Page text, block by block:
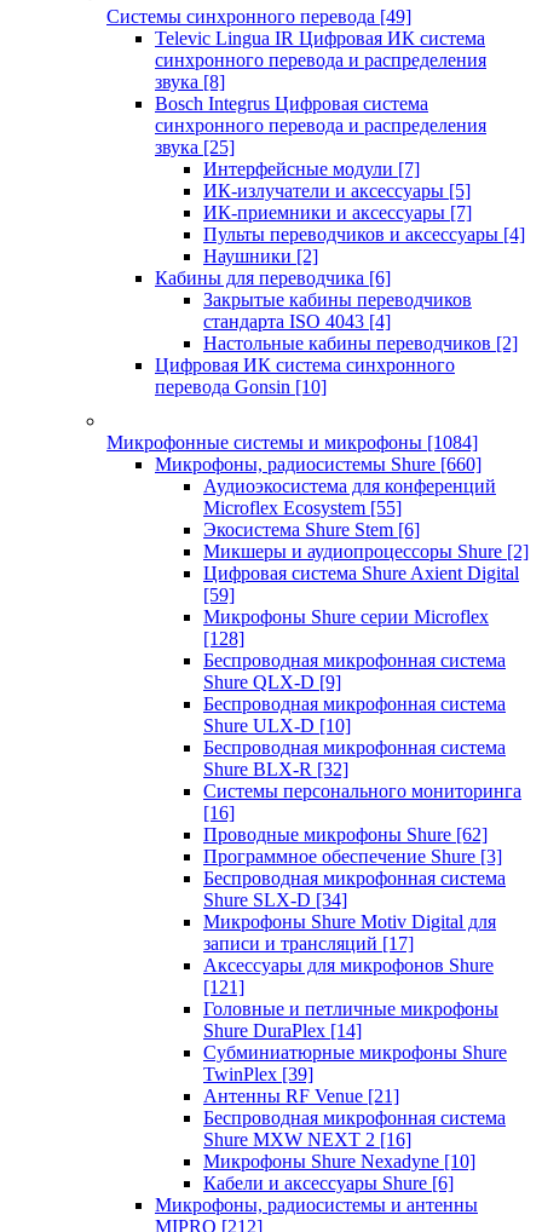
Системы синхронного перевода [49]
Televic Lingua IR Цифровая ИК система
синхронного перевода и распределения
звука [8]
Bosch Integrus Цифровая система
синхронного перевода и распределения
звука [25]
Интерфейсные модули [7]
ИК-излучатели и аксессуары [5]
ИК-приемники и аксессуары [7]
Пульты переводчиков и аксессуары [4]
Наушники [2]
Кабины для переводчика [6]
Закрытые кабины переводчиков
стандарта ISO 4043 [4]
Настольные кабины переводчиков [2]
Цифровая ИК система синхронного
перевода Gonsin [10]
Микрофонные системы и микрофоны [1084]
Микрофоны, радиосистемы Shure [660]
Аудиоэкосистема для конференций
Microflex Ecosystem [55]
Экосистема Shure Stem [6]
Микшеры и аудиопроцессоры Shure [2]
Цифровая система Shure Axient Digital
[59]
Микрофоны Shure серии Microflex
[128]
Беспроводная микрофонная система
Shure QLX-D [9]
Беспроводная микрофонная система
Shure ULX-D [10]
Беспроводная микрофонная система
Shure BLX-R [32]
Системы персонального мониторинга
[16]
Проводные микрофоны Shure [62]
Программное обеспечение Shure [3]
Беспроводная микрофонная система
Shure SLX-D [34]
Микрофоны Shure Motiv Digital для
записи и трансляций [17]
Аксессуары для микрофонов Shure
[121]
Головные и петличные микрофоны
Shure DuraPlex [14]
Субминиатюрные микрофоны Shure
TwinPlex [39]
Антенны RF Venue [21]
Беспроводная микрофонная система
Shure MXW NEXT 2 [16]
Микрофоны Shure Nexadyne [10]
Кабели и аксессуары Shure [6]
Микрофоны, радиосистемы и антенны
MIPRO [212]